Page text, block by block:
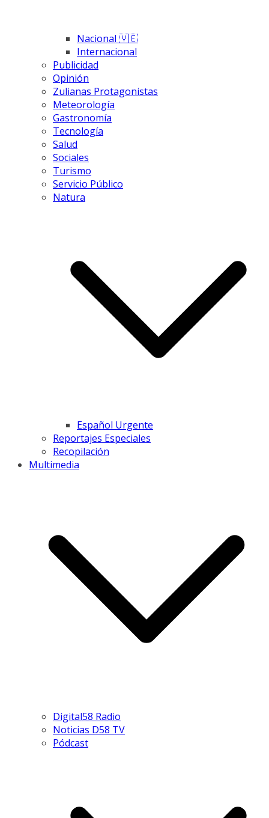
Nacional 🇻🇪
Internacional
Publicidad
Opinión
Zulianas Protagonistas
Meteorología
Gastronomía
Tecnología
Salud
Sociales
Turismo
Servicio Público
Natura
Español Urgente
Reportajes Especiales
Recopilación
Multimedia
Digital58 Radio
Noticias D58 TV
Pódcast